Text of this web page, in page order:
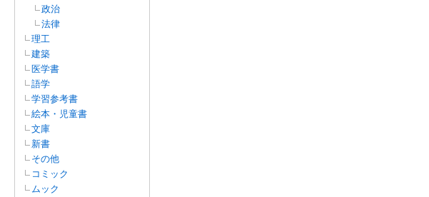
政治
法律
理工
建築
医学書
語学
学習参考書
絵本・児童書
文庫
新書
その他
コミック
ムック